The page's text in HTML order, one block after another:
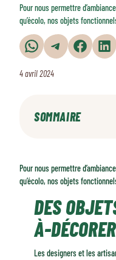
Pour nous permettre
qu’écolo, nos objets
Partager sur WhatsApp Partager sur Telegram Partager sur Facebook Partager sur LinkedIn
4 avril 2024
SOMMAIRE
Des objets boisés à
Pour nous permettre
qu’écolo, nos objets
DES
À-DÉCORER
Les designers et les